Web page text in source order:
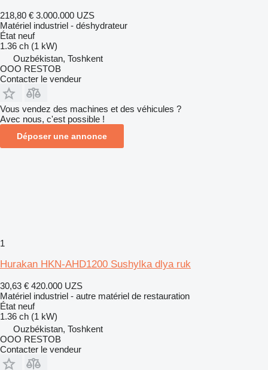
218,80 € 3.000.000 UZS
Matériel industriel - déshydrateur
État neuf
1.36 ch (1 kW)
Ouzbékistan, Toshkent
OOO RESTOB
Contacter le vendeur
Vous vendez des machines et des véhicules ?
Avec nous, c'est possible !
Déposer une annonce
1
Hurakan HKN-AHD1200 Sushylka dlya ruk
30,63 € 420.000 UZS
Matériel industriel - autre matériel de restauration
État neuf
1.36 ch (1 kW)
Ouzbékistan, Toshkent
OOO RESTOB
Contacter le vendeur